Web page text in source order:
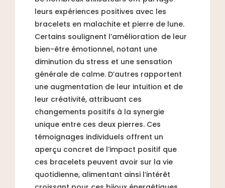
leurs expériences positives avec les
bracelets en malachite et pierre de lune.
Certains soulignent l’amélioration de leur
bien-être émotionnel, notant une
diminution du stress et une sensation
générale de calme. D’autres rapportent
une augmentation de leur intuition et de
leur créativité, attribuant ces
changements positifs à la synergie
unique entre ces deux pierres. Ces
témoignages individuels offrent un
aperçu concret de l’impact positif que
ces bracelets peuvent avoir sur la vie
quotidienne, alimentant ainsi l’intérêt